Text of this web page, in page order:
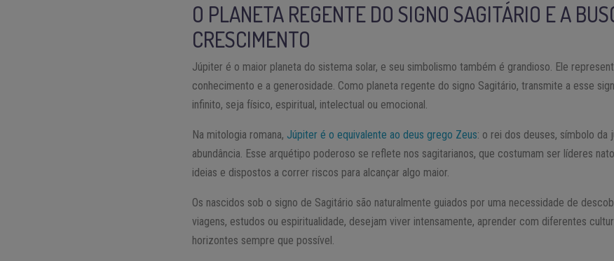
O PLANETA REGENTE DO SIGNO SAGITÁRIO E A
CRESCIMENTO
Júpiter é o maior planeta do sistema solar, e seu simbolismo também é grandioso. Ele
conhecimento e a generosidade. Como planeta regente do signo Sagitário, transmite a esse
infinito, seja físico, espiritual, intelectual ou emocional.
Na mitologia romana, Júpiter é o equivalente ao deus grego Zeus: o rei dos deuses, símbolo da
abundância. Esse arquétipo poderoso se reflete nos sagitarianos, que costumam ser líderes
ideias e dispostos a correr riscos para alcançar algo maior.
Os nascidos sob o signo de Sagitário são naturalmente guiados por uma necessidade de
viagens, estudos ou espiritualidade, desejam viver intensamente, aprender com diferentes
horizontes sempre que possível.